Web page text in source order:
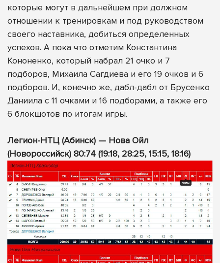
которые могут в дальнейшем при должном
отношении к тренировкам и под руководством
своего наставника, добиться определенных
успехов. А пока что отметим Константина
Кононенко, который набрал 21 очко и 7
подборов, Михаила Сагдиева и его 19 очков и 6
подборов. И, конечно же, дабл-дабл от Брусенко
Даниила с 11 очками и 16 подборами, а также его
6 блокшотов по итогам игры.
Легион-НТЦ (Абинск) — Нова Ойл
(Новороссийск) 80:74 (19:18, 28:25, 15:15, 18:16)